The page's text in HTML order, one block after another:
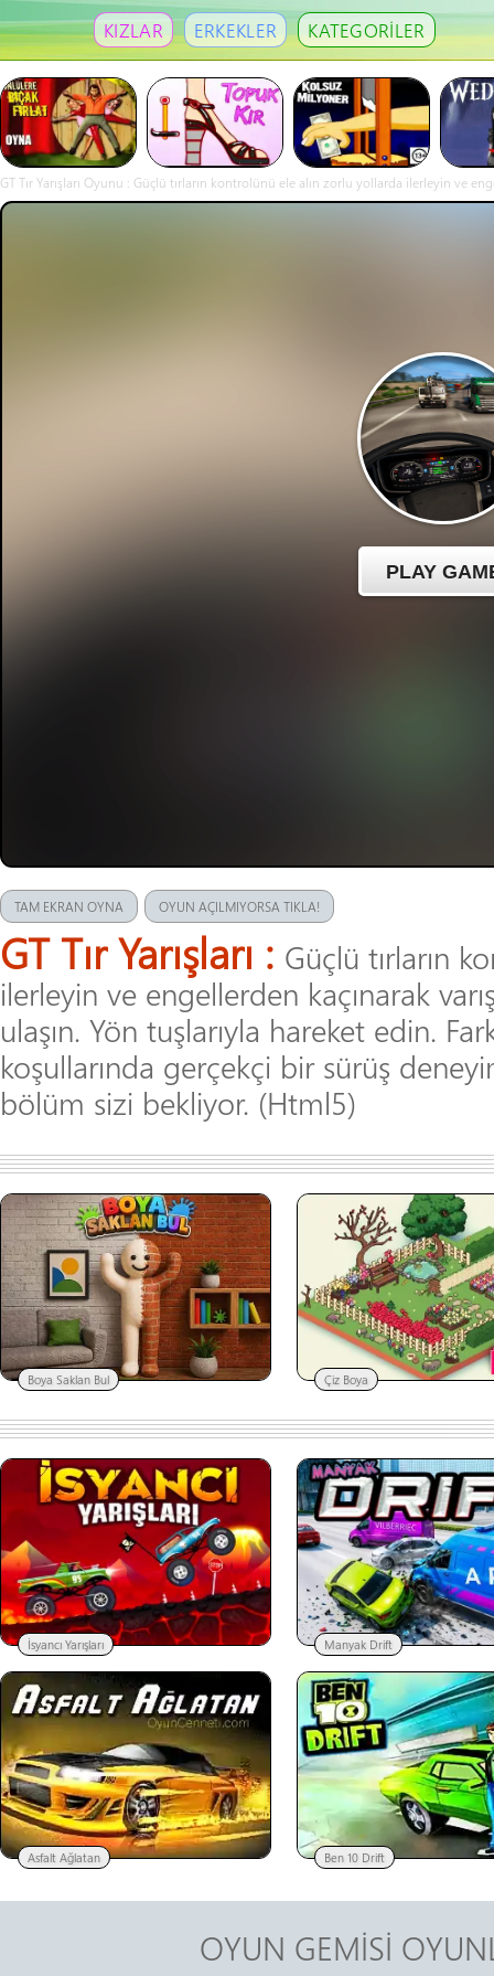
KIZLAR ERKEKLER KATEGORİLER
GT Tır Yarışları Oyunu : Güçlü tırların kontrolünü ele alın zorlu yollarda ilerleyin ve
şekilde ulaşın. Yön tuşlarıyla hareket edin. Farklı
TAM EKRAN OYNA OYUN AÇILMIYORSA TIKLA!
GT Tır Yarışları : Güçlü tırların
ilerleyin ve engellerden kaçınarak
ulaşın. Yön tuşlarıyla hareket edin.
koşullarında gerçekçi bir sürüş
bölüm sizi bekliyor. (Html5)
Boya Saklan Bul Çiz Boya
İsyancı Yarışları Manyak Drift
Asfalt Ağlatan Ben 10 Drift
OYUN GEMİSİ